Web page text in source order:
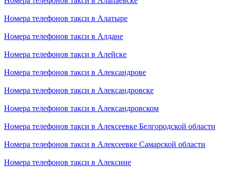
Номера телефонов такси в Алатыре
Номера телефонов такси в Алдане
Номера телефонов такси в Алейске
Номера телефонов такси в Александрове
Номера телефонов такси в Александровске
Номера телефонов такси в Александровском
Номера телефонов такси в Алексеевке Белгородской области
Номера телефонов такси в Алексеевке Самарской области
Номера телефонов такси в Алексине